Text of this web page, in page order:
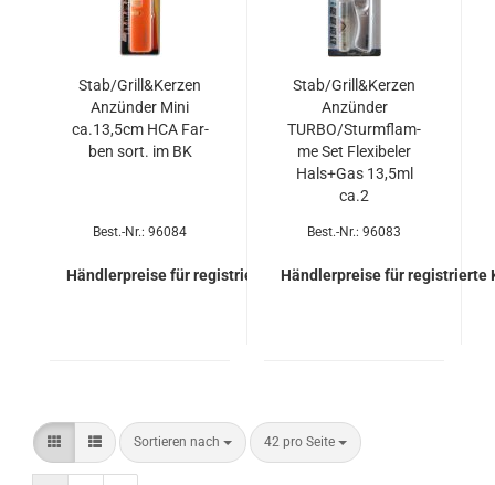
Stab/Grill&Ker­zen
An­zün­der Mini
ca.13,5cm HCA Far­
ben sort. im BK
Best.-Nr.: 96084
Händlerpreise für registrierte Kunden
Stab/Grill&Ker­zen
An­zün­der
TURBO/Sturm­flam­
me Set Fle­xi­be­ler
Hals+Gas 13,5ml
ca.2
Best.-Nr.: 96083
Händlerpreise für registrierte
Sortieren nach 42 pro Seite